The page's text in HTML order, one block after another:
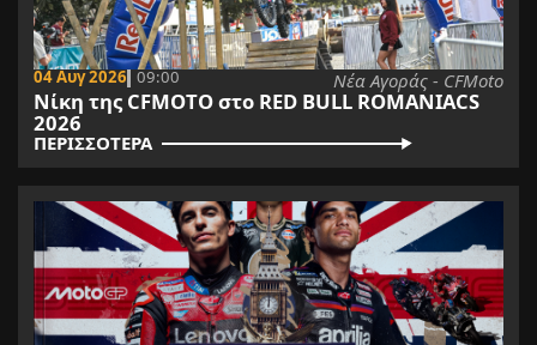
04 Αυγ 2026 09:00 Νέα Αγοράς - CFMoto
Νίκη της CFMOTO στο RED BULL ROMANIACS
2026
ΠΕΡΙΣΣΟΤΕΡΑ